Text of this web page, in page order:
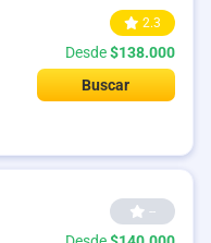
2.3
Desde$138.000
Buscar
--